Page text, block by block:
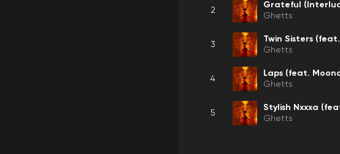
2
Grateful
Ghetts
3
Twin Sisters
Ghetts
4
Laps (feat.
Ghetts
5
Stylish Nxxxa
Ghetts